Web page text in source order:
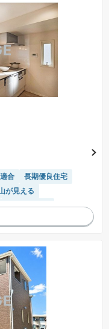
合
長期優良住宅
が見える
閑静な住宅地